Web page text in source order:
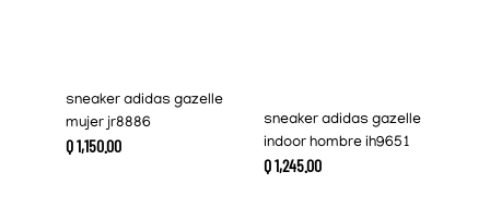
sneaker adidas gazelle
mujer jr8886
Q1,150.00
sneaker adidas gazelle
indoor hombre ih9651
Q1,245.00